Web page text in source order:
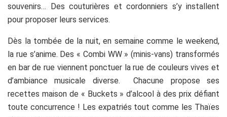
souvenirs… Des couturières et cordonniers s’y installent
pour proposer leurs services.
Dès la tombée de la nuit, en semaine comme le weekend,
la rue s’anime. Des « Combi WW » (minis-vans) transformés
en bar de rue viennent ponctuer la rue de couleurs vives et
d’ambiance musicale diverse. Chacune propose ses
recettes maison de « Buckets » d’alcool à des prix défiant
toute concurrence ! Les expatriés tout comme les Thaïes